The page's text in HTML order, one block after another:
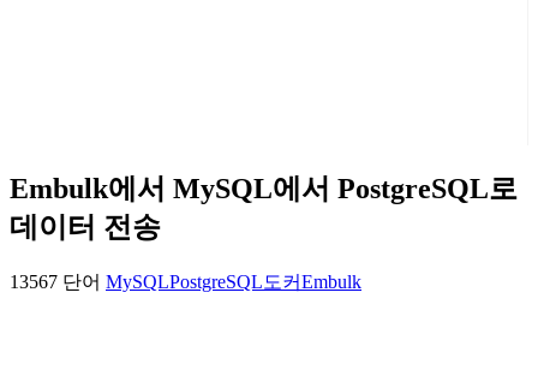
Embulk에서 MySQL에서 PostgreSQL로
데이터 전송
13567 단어 MySQLPostgreSQL도커Embulk